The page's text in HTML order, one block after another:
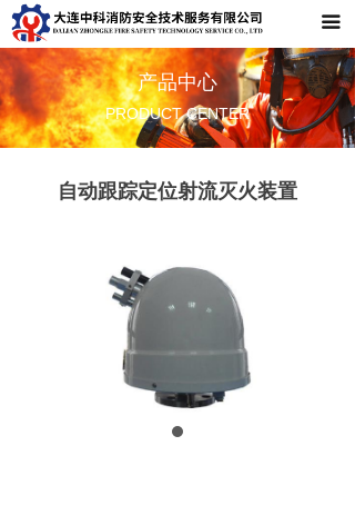
끀
首页
关于中科
产品中心
成功案例
产品中心
PRODUCT CENTER
自动跟踪定位射流灭火装置